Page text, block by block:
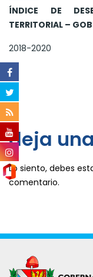
ÍNDICE DE
TERRITORIAL –
2018-2020
deja
Lo siento, debes
comentario.